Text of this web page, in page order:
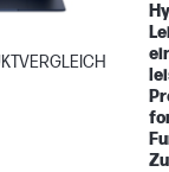
Weiter zum Vergleichen